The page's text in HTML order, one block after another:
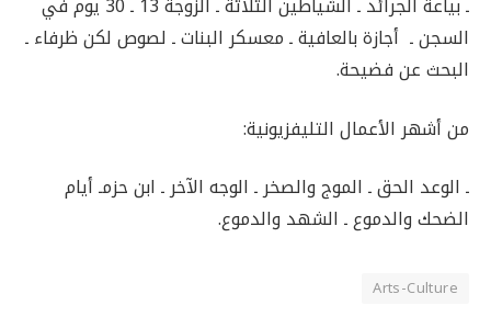
السجن ـ أجازة بالعافية ـ معسكر البنات ـ لصوص لكن ظرفاء ـ
البحث عن فضيحة.
من أشهر الأعمال التليفزيونية:
ـ الوعد الحق ـ الموج والصخر ـ الوجه الآخر ـ ابن حزمـ أيام
الضحك والدموع ـ الشهد والدموع.
Arts-Culture